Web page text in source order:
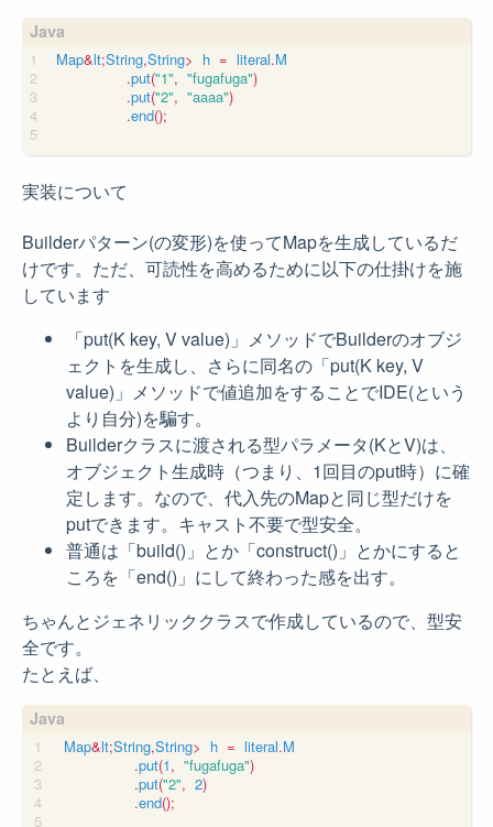
Map&lt;String,String> h = literal.M
.put("1", "fugafuga")
.put("2", "aaaa")
.end();
実装について
Builderパターン(の変形)を使ってMapを生成しているだ
けです。ただ、可読性を高めるために以下の仕掛けを施
しています
「put(K key, V value)」メソッドでBuilderのオブジ
ェクトを生成し、さらに同名の「put(K key, V
value)」メソッドで値追加をすることでIDE(という
より自分)を騙す。
Builderクラスに渡される型パラメータ(KとV)は、
オブジェクト生成時（つまり、1回目のput時）に確
定します。なので、代入先のMapと同じ型だけを
putできます。キャスト不要で型安全。
普通は「build()」とか「construct()」とかにすると
ころを「end()」にして終わった感を出す。
ちゃんとジェネリッククラスで作成しているので、型安
全です。
たとえば、
Map&lt;String,String> h = literal.M
.put(1, "fugafuga")
.put("2", 2)
.end();